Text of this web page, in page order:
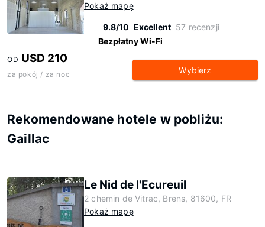
Pokaż mapę
9.8/10 Excellent 57 recenzji
Bezpłatny Wi-Fi
OD USD 210
za pokój / za noc Wybierz
Rekomendowane hotele w pobliżu:
Gaillac
Le Nid de l'Ecureuil
2 chemin de Vitrac, Brens, 81600, FR
Pokaż mapę